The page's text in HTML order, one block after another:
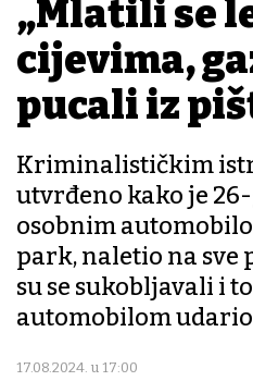
„Mlatili se
cijevima,
pucali iz
Kriminalističkim
utvrđeno kako je
osobnim
park, naletio na sve
su se sukobljavali i
automobilom
17.08.2024. u 17:00